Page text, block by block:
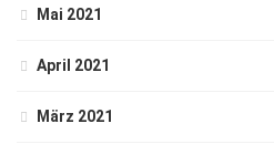
Mai 2021
April 2021
März 2021